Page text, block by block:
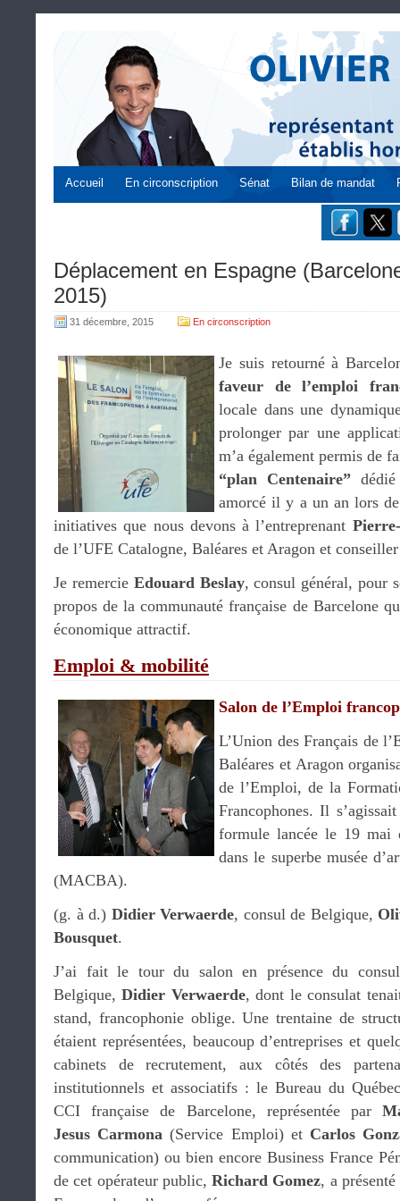
Accueil En circonscription Sénat Bilan de mandat
Déplacement en Espagne
2015)
31 décembre, 2015 En circonscription
Je suis retourné à
faveur de l’emploi
locale dans une
prolonger par une
m’a également permis de
“plan Centenaire”
amorcé il y a un an lors
initiatives que nous devons à l’entreprenant
de l’UFE Catalogne, Baléares et Aragon et
Je remercie Edouard Beslay, consul général, pour
propos de la communauté française de Barcelone
économique attractif.
Emploi & mobilité
Salon de l’Emploi
L’Union des Français de
Baléares et Aragon
de l’Emploi, de la
Francophones. Il
formule lancée le 19 mai
dans le superbe musée
(MACBA).
(g. à d.) Didier Verwaerde, consul de Belgique,
Bousquet.
J’ai fait le tour du salon en présence du
Belgique,Didier Verwaerde, dont le consulat
stand, francophonie oblige. Une trentaine de
étaient représentées, beaucoup d’entreprises et
cabinets de recrutement, aux côtés des
institutionnels et associatifs : le Bureau du
CCI française de Barcelone, représentée par
Jesus Carmona (Service Emploi) et Carlos
communication) ou bien encore Business France
de cet opérateur public,Richard Gomez, a